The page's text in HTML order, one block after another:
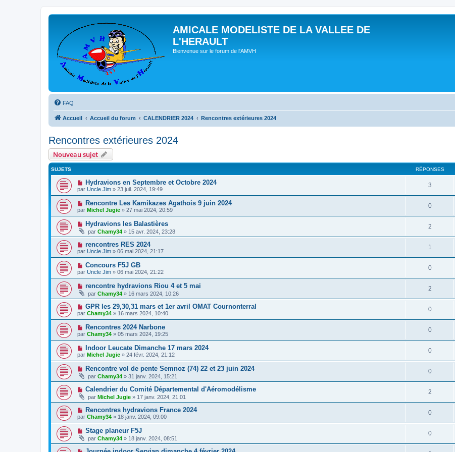
AMICALE MODELISTE DE LA VALLEE DE
L'HERAULT
Bienvenue sur le forum de l'AMVH
FAQ
Accueil Accueil du forum CALENDRIER 2024 Rencontres extérieures 2024
Rencontres extérieures 2024
Nouveau sujet
SUJETS RÉPONSES
Hydravions en Septembre et Octobre 2024
par Uncle Jim » 23 juil. 2024, 19:49
3
Rencontre Les Kamikazes Agathois 9 juin 2024
par Michel Jugie » 27 mai 2024, 20:59
0
Hydravions les Balastières
par Chamy34 » 15 avr. 2024, 23:28
2
rencontres RES 2024
par Uncle Jim » 06 mai 2024, 21:17
1
Concours F5J GB
par Uncle Jim » 06 mai 2024, 21:22
0
rencontre hydravions Riou 4 et 5 mai
par Chamy34 » 16 mars 2024, 10:26
2
GPR les 29,30,31 mars et 1er avril OMAT Cournonterral
par Chamy34 » 16 mars 2024, 10:40
0
Rencontres 2024 Narbone
par Chamy34 » 05 mars 2024, 19:25
0
Indoor Leucate Dimanche 17 mars 2024
par Michel Jugie » 24 févr. 2024, 21:12
0
Rencontre vol de pente Semnoz (74) 22 et 23 juin 2024
par Chamy34 » 31 janv. 2024, 15:21
0
Calendrier du Comité Départemental d'Aéromodélisme
par Michel Jugie » 17 janv. 2024, 21:01
2
Rencontres hydravions France 2024
par Chamy34 » 18 janv. 2024, 09:00
0
Stage planeur F5J
par Chamy34 » 18 janv. 2024, 08:51
0